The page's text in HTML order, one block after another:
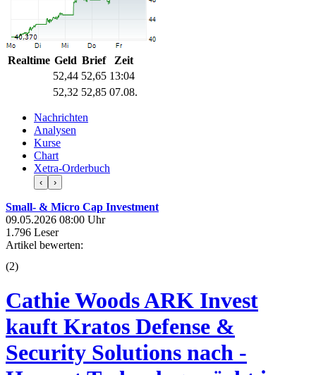
Realtime Geld Brief
Zeit
52,44 52,65 13:04
52,32 52,85 07.08.
Nachrichten
Analysen
Kurse
Chart
Xetra-Orderbuch
‹ ›
Small- & Micro Cap Investment
09.05.2026 08:00 Uhr
1.796 Leser
Artikel bewerten:
(2)
Cathie Woods ARK Invest
kauft Kratos Defense &
Security Solutions nach -